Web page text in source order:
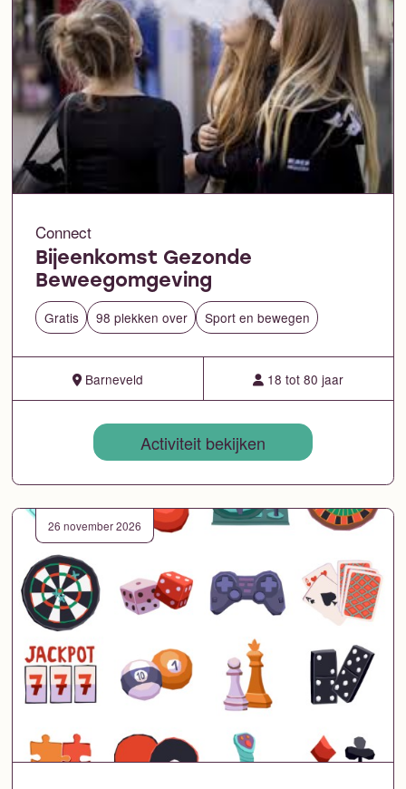
Connect
Bijeenkomst Gezonde
Beweegomgeving
Gratis 98 plekken over Sport en bewegen
Barneveld 18 tot 80 jaar
Activiteit bekijken
26 november 2026